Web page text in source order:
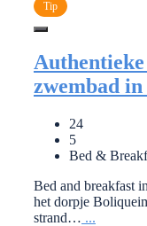
Tip
zwembad
24
5
Bed &
Bed and breakfast
het dorpje
strand… ...